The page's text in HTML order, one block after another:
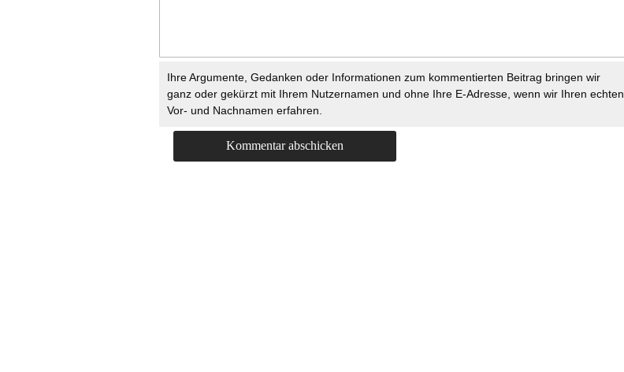
Ihre Argumente, Gedanken oder Informationen zum kommentierten Beitrag bringen wir
ganz oder gekürzt mit Ihrem Nutzernamen und ohne Ihre E-Adresse, wenn wir Ihren echten
Vor- und Nachnamen erfahren.